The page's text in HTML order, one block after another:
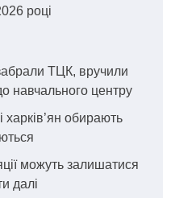
році
ТЦК, вручили
навчального центру
харків’ян обирають
можуть залишатися
далі